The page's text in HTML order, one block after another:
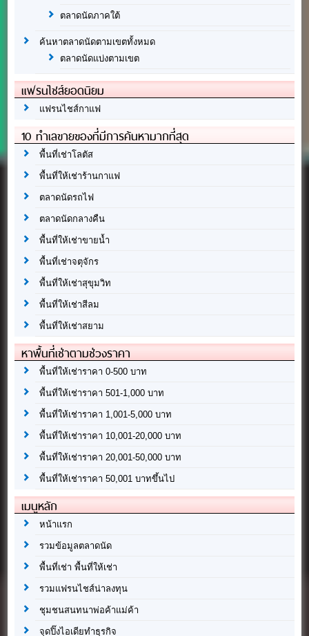
ตลาดนัดภาคใต้
ค้นหาตลาดนัดตามเขตทั้งหมด
ตลาดนัดแบ่งตามเขต
แฟรนไชส์ยอดนิยม
แฟรนไชส์กาแฟ
10 ทำเลขายของที่มีการค้นหามากที่สุด
พื้นที่เช่าโลตัส
พื้นที่ให้เช่าร้านกาแฟ
ตลาดนัดรถไฟ
ตลาดนัดกลางคืน
พื้นที่ให้เช่าขายน้ำ
พื้นที่เช่าจตุจักร
พื้นที่ให้เช่าสุขุมวิท
พื้นที่ให้เช่าสีลม
พื้นที่ให้เช่าสยาม
หาพื้นที่เช่าตามช่วงราคา
พื้นที่ให้เช่าราคา 0-500 บาท
พื้นที่ให้เช่าราคา 501-1,000 บาท
พื้นที่ให้เช่าราคา 1,001-5,000 บาท
พื้นที่ให้เช่าราคา 10,001-20,000 บาท
พื้นที่ให้เช่าราคา 20,001-50,000 บาท
พื้นที่ให้เช่าราคา 50,001 บาทขึ้นไป
เมนูหลัก
หน้าแรก
รวมข้อมูลตลาดนัด
พื้นที่เช่า พื้นที่ให้เช่า
รวมแฟรนไชส์น่าลงทุน
ชุมชนสนทนาพ่อค้าแม่ค้า
จุดปิ๊งไอเดียทำธุรกิจ